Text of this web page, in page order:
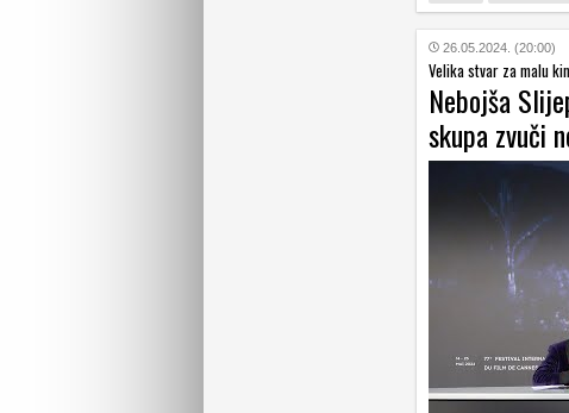
26.05.2024. (20:00)
Velika stvar za malu
Nebojša
skupa zvuči